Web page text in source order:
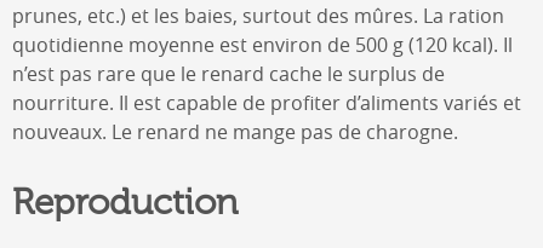
prunes, etc.) et les baies, surtout des mûres. La ration
quotidienne moyenne est environ de 500 g (120 kcal). Il
n’est pas rare que le renard cache le surplus de
nourriture. Il est capable de profiter d’aliments variés et
nouveaux. Le renard ne mange pas de charogne.
Reproduction